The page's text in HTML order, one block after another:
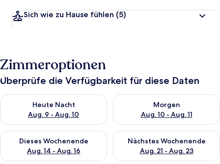
Sich wie zu Hause fühlen (5)
Zimmeroptionen
Überprüfe die Verfügbarkeit für diese Daten
Heute Nacht
Aug. 9 - Aug. 10
Überprüfe die Verfügbarkeit für heute Nacht, Aug. 9 - Aug.
Morgen
Aug. 10 - Aug. 11
Überprüfe die Verfügbarkeit
Dieses Wochenende
Aug. 14 - Aug. 16
Überprüfe die Verfügbarkeit für dieses Wochenende, Aug. 14
Nächstes Wochenende
Aug. 21 - Aug. 23
Überprüfe die Verfügbarkeit